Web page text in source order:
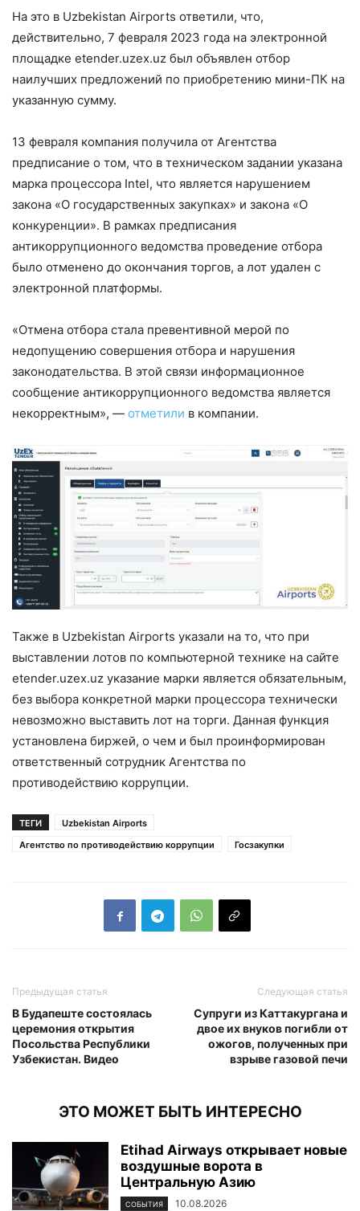
На это в Uzbekistan Airports ответили, что,
действительно, 7 февраля 2023 года на электронной
площадке etender.uzex.uz был объявлен отбор
наилучших предложений по приобретению мини-ПК на
указанную сумму.
13 февраля компания получила от Агентства
предписание о том, что в техническом задании указана
марка процессора Intel, что является нарушением
закона «О государственных закупках» и закона «О
конкуренции». В рамках предписания
антикоррупционного ведомства проведение отбора
было отменено до окончания торгов, а лот удален с
электронной платформы.
«Отмена отбора стала превентивной мерой по
недопущению совершения отбора и нарушения
законодательства. В этой связи информационное
сообщение антикоррупционного ведомства является
некорректным», — отметили в компании.
Также в Uzbekistan Airports указали на то, что при
выставлении лотов по компьютерной технике на сайте
etender.uzex.uz указание марки является обязательным,
без выбора конкретной марки процессора технически
невозможно выставить лот на торги. Данная функция
установлена биржей, о чем и был проинформирован
ответственный сотрудник Агентства по
противодействию коррупции.
ТЕГИ
Uzbekistan Airports
Агентство по противодействию коррупции
Госзакупки
Предыдущая статья
В Будапеште состоялась
церемония открытия
Посольства Республики
Узбекистан. Видео
Следующая статья
Супруги из Каттакургана и
двое их внуков погибли от
ожогов, полученных при
взрыве газовой печи
ЭТО МОЖЕТ БЫТЬ ИНТЕРЕСНО
Etihad Airways открывает новые
воздушные ворота в
Центральную Азию
СОБЫТИЯ 10.08.2026